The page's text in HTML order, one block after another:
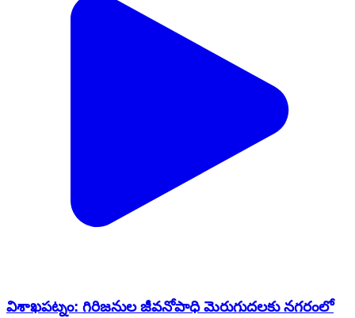
విశాఖపట్నం: గిరిజనుల జీవనోపాధి మెరుగుదలకు నగరంలో